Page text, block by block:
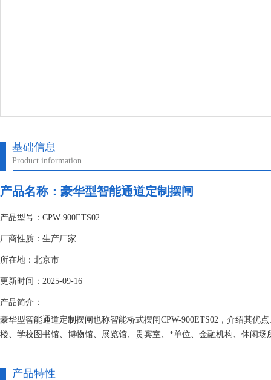
基础信息
Product information
产品名称： 豪华型智能通道定制摆闸
产品型号：CPW-900ETS02
厂商性质：生产厂家
所在地：北京市
更新时间：2025-09-16
产品简介：
豪华型智能通道定制摆闸也称智能桥式摆闸CPW-900ETS02，介绍其
楼、学校图书馆、博物馆、展览馆、贵宾室、*单位、金融机构、休闲场
产品特性